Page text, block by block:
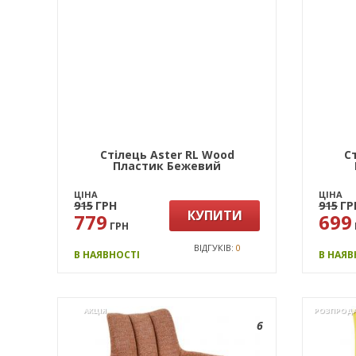
Стілець Aster RL Wood
Пластик Бежевий
ЦІНА
915 ГРН
779 ГРН
КУПИТИ
В НАЯВНОСТІ
ВІДГУКІВ: 0
ЦІНА
915
699
В
АКЦІЯ
6